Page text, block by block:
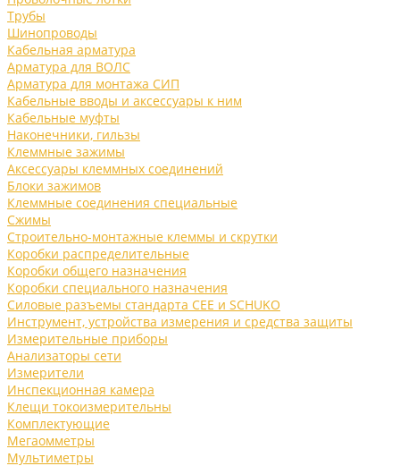
Трубы
Шинопроводы
Кабельная арматура
Арматура для ВОЛС
Арматура для монтажа СИП
Кабельные вводы и аксессуары к ним
Кабельные муфты
Наконечники, гильзы
Клеммные зажимы
Аксессуары клеммных соединений
Блоки зажимов
Клеммные соединения специальные
Сжимы
Строительно-монтажные клеммы и скрутки
Коробки распределительные
Коробки общего назначения
Коробки специального назначения
Силовые разъемы стандарта CEE и SCHUKO
Инструмент, устройства измерения и средства защиты
Измерительные приборы
Анализаторы сети
Измерители
Инспекционная камера
Клещи токоизмерительны
Комплектующие
Мегаомметры
Мультиметры